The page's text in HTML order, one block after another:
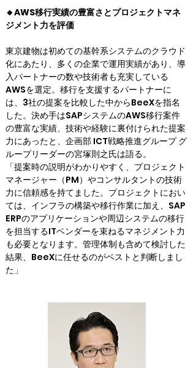
🔸AWS移行実績の豊富さとプロジェクトマネ
ジメント力を評価
東京建物は初めての基幹系システムのクラウド
化にあたり、多くの企業で運用実績があり、導
入パートナーの数や技術者も充実している
AWSを選定。移行を支援するパートナーに
は、3社の提案を比較した中からBeeXを指名
した。決め手はSAPシステムのAWS移行案件
の豊富な実績、技術や経験に裏付けられた提案
力にあったと、企画部 ICT戦略推進グループ グ
ループリーダーの宮塚則之氏は語る。
「提案時の説明がわかりやすく、プロジェクト
マネージャー（PM）やコンサルタントの技術
力に信頼感を持てました。プロジェクトにおい
ては、インフラの構築や移行作業に加え、SAP
ERPのアプリケーションや周辺システムの移行
を担当するITベンダーを束ねるマネジメント力
も必要となります。管理体制も含めて検討した
結果、BeeXに任せるのがベストと判断しまし
た」